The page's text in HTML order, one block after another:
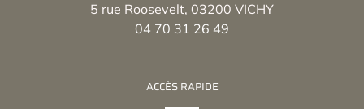
5 rue Roosevelt, 03200 VICHY
04 70 31 26 49
ACCÈS RAPIDE